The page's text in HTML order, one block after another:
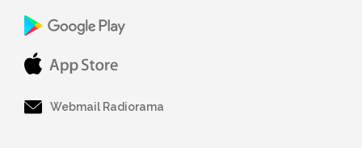
Webmail Radiorama